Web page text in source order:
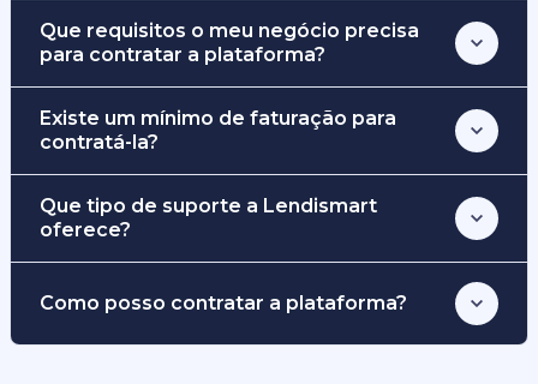
Que requisitos o meu negócio precisa
para contratar a plataforma?
Existe um mínimo de faturação para
contratá-la?
Que tipo de suporte a Lendismart
oferece?
Como posso contratar a plataforma?